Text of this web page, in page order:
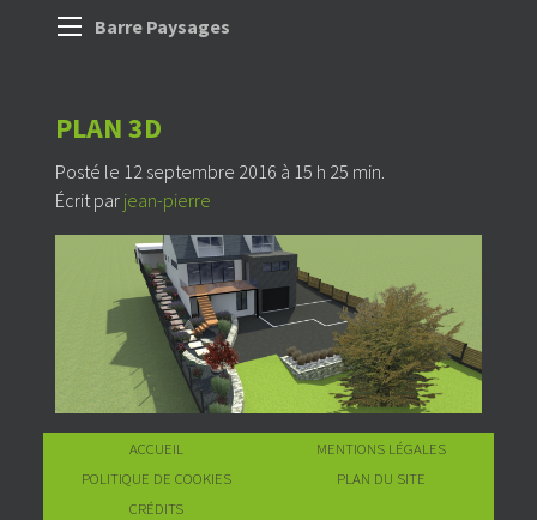
Barre Paysages
PLAN 3D
Posté le 12 septembre 2016 à 15 h 25 min.
Écrit par jean-pierre
ACCUEIL
MENTIONS LÉGALES
POLITIQUE DE COOKIES
PLAN DU SITE
CRÉDITS